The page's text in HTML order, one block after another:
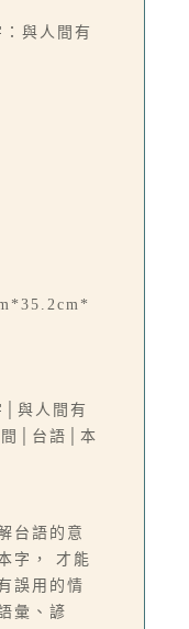
與人間有
│與人間有
│台語│本
台語的意
字， 才能
誤用的情
彙、諺